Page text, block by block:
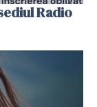
Radio